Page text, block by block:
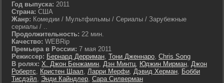
Год выпуска: 2011
Страна: США
Жанр: Комедии / Мультфильмы / Сериалы / Зарубежные
сериалы / ..
Продолжительность: 22 мин.
Качество: WEBRip
Премьера в России: 7 мая 2011
Режиссер: Бернард Дерриман, Тони Дженнаро, Chris Song
В ролях: Х. Джон Бенжамин, Дэн Минтц, Юджин Мирман, Джон
Робертс, Кристен Шаал, Ларри Мерфи, Дэвид Херман, Бобби
Тисдэйл, Энди Кайндлер, Сара Силверман